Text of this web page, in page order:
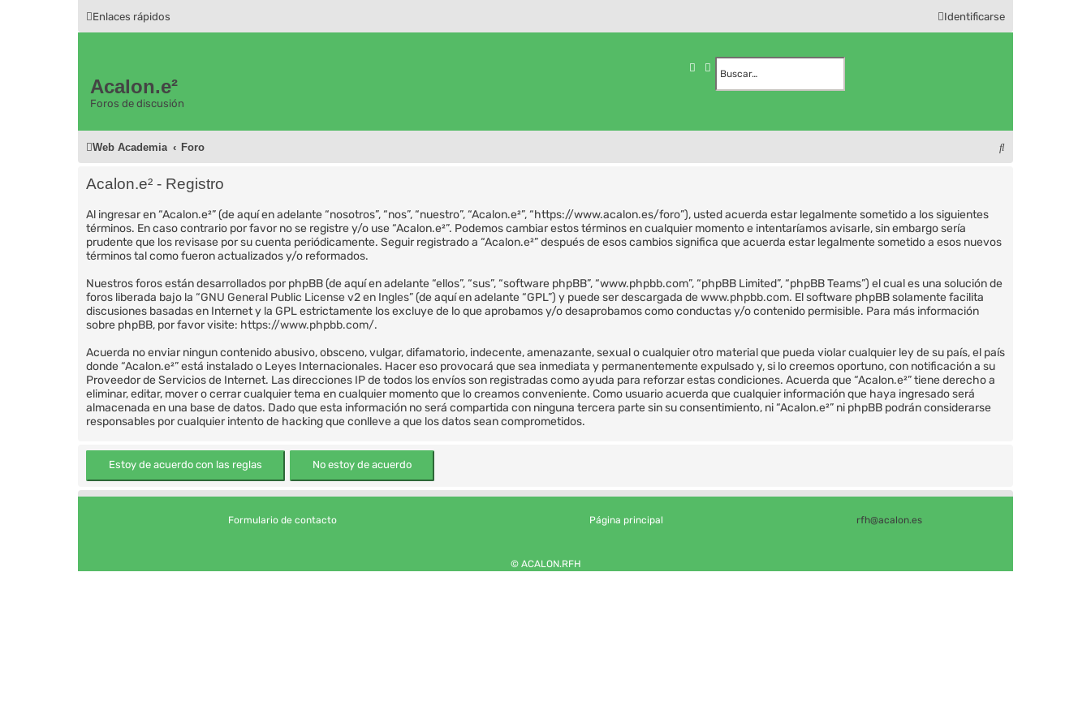
Enlaces rápidos Identificarse
Acalon.e²
Foros de discusión
BuscarBúsqueda avanzada
Web Academia Foro
B
Acalon.e² - Registro
Al ingresar en “Acalon.e²” (de aquí en adelante “nosotros”, “nos”, “nuestro”, “Acalon.e²”, “https://www.acalon.es/foro”), usted acuerda estar legalmente sometido a los siguientes
términos. En caso contrario por favor no se registre y/o use “Acalon.e²”. Podemos cambiar estos términos en cualquier momento e intentaríamos avisarle, sin embargo sería
prudente que los revisase por su cuenta periódicamente. Seguir registrado a “Acalon.e²” después de esos cambios significa que acuerda estar legalmente sometido a esos nuevos
términos tal como fueron actualizados y/o reformados.
Nuestros foros están desarrollados por phpBB (de aquí en adelante “ellos”, “sus”, “software phpBB”, “www.phpbb.com”, “phpBB Limited”, “phpBB Teams”) el cual es una solución de
foros liberada bajo la “GNU General Public License v2 en Ingles” (de aquí en adelante “GPL”) y puede ser descargada dewww.phpbb.com. El software phpBB solamente facilita
discusiones basadas en Internet y la GPL estrictamente los excluye de lo que aprobamos y/o desaprobamos como conductas y/o contenido permisible. Para más información
sobre phpBB, por favor visite: https://www.phpbb.com/.
Acuerda no enviar ningun contenido abusivo, obsceno, vulgar, difamatorio, indecente, amenazante, sexual o cualquier otro material que pueda violar cualquier ley de su país, el país
donde “Acalon.e²” está instalado o Leyes Internacionales. Hacer eso provocará que sea inmediata y permanentemente expulsado y, si lo creemos oportuno, con notificación a su
Proveedor de Servicios de Internet. Las direcciones IP de todos los envíos son registradas como ayuda para reforzar estas condiciones. Acuerda que “Acalon.e²” tiene derecho a
eliminar, editar, mover o cerrar cualquier tema en cualquier momento que lo creamos conveniente. Como usuario acuerda que cualquier información que haya ingresado será
almacenada en una base de datos. Dado que esta información no será compartida con ninguna tercera parte sin su consentimiento, ni “Acalon.e²” ni phpBB podrán considerarse
responsables por cualquier intento de hacking que conlleve a que los datos sean comprometidos.
Formulario de contacto Página principal rfh@acalon.es
© ACALON.RFH